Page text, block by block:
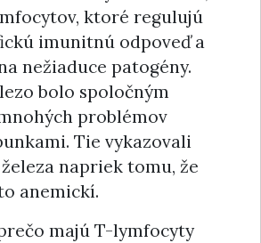
ktoré regulujú
imunitnú odpoveď a
nežiaduce patogény.
bolo spoločným
problémov
Tie vykazovali
napriek tomu, že
anemickí.
majú T-lymfocyty